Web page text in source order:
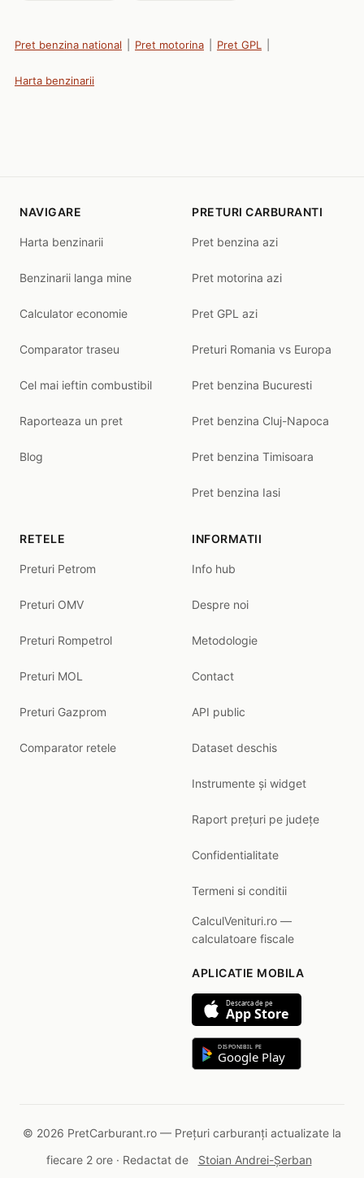
Pret benzina national Pret motorina Pret GPL
Harta benzinarii
NAVIGARE
Harta benzinarii
Benzinarii langa mine
Calculator economie
Comparator traseu
Cel mai ieftin combustibil
Raporteaza un pret
Blog
PRETURI CARBURANTI
Pret benzina azi
Pret motorina azi
Pret GPL azi
Preturi Romania vs Europa
Pret benzina Bucuresti
Pret benzina Cluj-Napoca
Pret benzina Timisoara
Pret benzina Iasi
RETELE
Preturi Petrom
Preturi OMV
Preturi Rompetrol
Preturi MOL
Preturi Gazprom
Comparator retele
INFORMATII
Info hub
Despre noi
Metodologie
Contact
API public
Dataset deschis
Instrumente și widget
Raport prețuri pe județe
Confidentialitate
Termeni si conditii
CalculVenituri.ro —
calculatoare fiscale
APLICATIE MOBILA
Descarca de pe
App Store
DISPONIBIL PE
Google Play
© 2026 PretCarburant.ro — Prețuri carburanți actualizate la
fiecare 2 ore · Redactat de
Stoian Andrei-Șerban